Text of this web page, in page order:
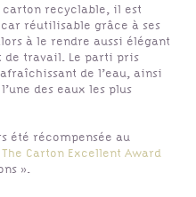
carton recyclable, il est
réutilisable grâce à ses
à le rendre aussi élégant
de travail. Le parti pris
de l’eau, ainsi
des eaux les plus
été récompensée au
The Carton Excellent Award
».